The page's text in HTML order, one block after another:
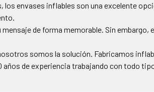
envases inflables son una excelente
de forma memorable. Sin embargo,
somos la solución. Fabricamos
de experiencia trabajando con todo